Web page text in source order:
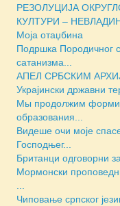
РЕЗОЛУЦИЈА
КУЛТУРИ –
Моја отаџбина
Подршка Породичног
сатанизма...
АПЕЛ СРБСКИМ
Украјински државни
Мы продолжим
образования...
Видеше очи моје
Господњег...
Британци одговорни
Мормонски
Чиповање српског